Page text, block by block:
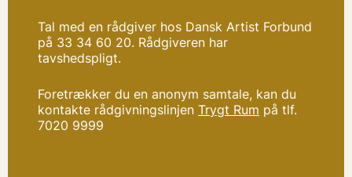
Tal med en rådgiver hos Dansk Artist Forbund
på 33 34 60 20. Rådgiveren har
tavshedspligt.
Foretrækker du en anonym samtale, kan du
kontakte rådgivningslinjen Trygt Rum på tlf.
7020 9999